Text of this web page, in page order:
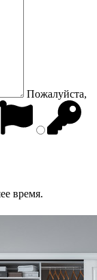
Пожалуйста,
время.